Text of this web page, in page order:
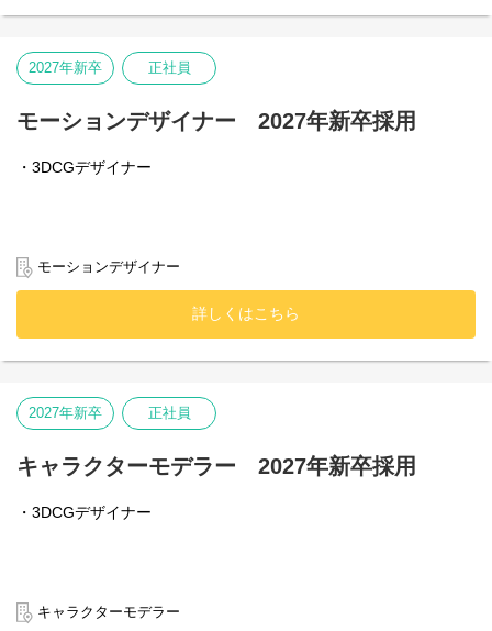
2027年新卒 正社員
モーションデザイナー 2027年新卒採用
・3DCGデザイナー
モーションデザイナー
詳しくはこちら
2027年新卒 正社員
キャラクターモデラー 2027年新卒採用
・3DCGデザイナー
キャラクターモデラー